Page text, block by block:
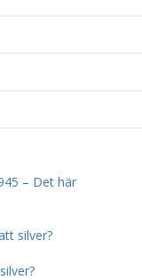
– Det här
silver?